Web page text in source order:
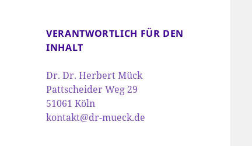
VERANTWORTLICH FÜR DEN
INHALT
Dr. Dr. Herbert Mück
Pattscheider Weg 29
51061 Köln
kontakt@dr-mueck.de